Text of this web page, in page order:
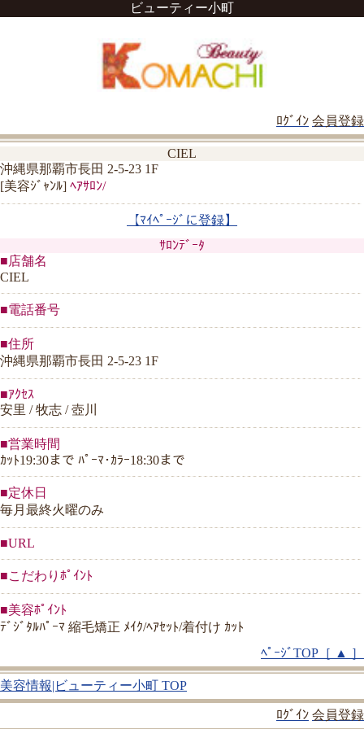
ビューティー小町
ﾛｸﾞｲﾝ 会員登録
CIEL
沖縄県那覇市長田 2-5-23 1F
[美容ｼﾞｬﾝﾙ] ﾍｱｻﾛﾝ/
【ﾏｲﾍﾟｰｼﾞに登録】
ｻﾛﾝﾃﾞｰﾀ
■店舗名
CIEL
■電話番号
■住所
沖縄県那覇市長田 2-5-23 1F
■ｱｸｾｽ
安里 / 牧志 / 壺川
■営業時間
ｶｯﾄ19:30まで ﾊﾟｰﾏ･ｶﾗｰ18:30まで
■定休日
毎月最終火曜のみ
■URL
■こだわりﾎﾟｲﾝﾄ
■美容ﾎﾟｲﾝﾄ
ﾃﾞｼﾞﾀﾙﾊﾟｰﾏ 縮毛矯正 ﾒｲｸ/ﾍｱｾｯﾄ/着付け ｶｯﾄ
ﾍﾟｰｼﾞTOP［ ▲ ］
美容情報|ビューティー小町 TOP
ﾛｸﾞｲﾝ 会員登録